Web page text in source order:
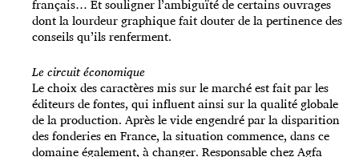
français… Et souligner l’ambiguïté de certains ouvrages
dont la lourdeur graphique fait douter de la pertinence des
conseils qu’ils renferment.
Le circuit économique
Le choix des caractères mis sur le marché est fait par les
éditeurs de fontes, qui influent ainsi sur la qualité globale
de la production. Après le vide engendré par la disparition
des fonderies en France, la situation commence, dans ce
domaine également, à changer. Responsable chez Agfa